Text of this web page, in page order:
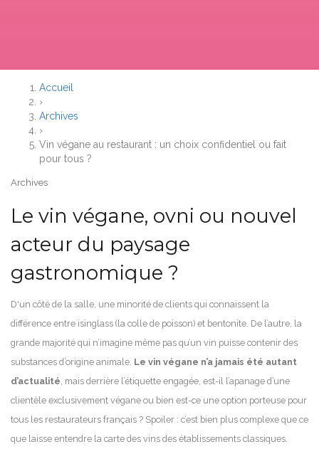
Accueil
›
Archives
›
Vin végane au restaurant : un choix confidentiel ou fait
pour tous ?
Archives
Le vin végane, ovni ou nouvel
acteur du paysage
gastronomique ?
D'un côté de la salle, une minorité de clients qui connaissent la
différence entre isinglass (la colle de poisson) et bentonite. De l’autre, la
grande majorité qui n’imagine même pas qu’un vin puisse contenir des
substances d’origine animale. Le vin végane n’a jamais été autant
d’actualité , mais derrière l’étiquette engagée, est-il l’apanage d’une
clientèle exclusivement végane ou bien est-ce une option porteuse pour
tous les restaurateurs français ? Spoiler : c’est bien plus complexe que ce
que laisse entendre la carte des vins des établissements classiques.